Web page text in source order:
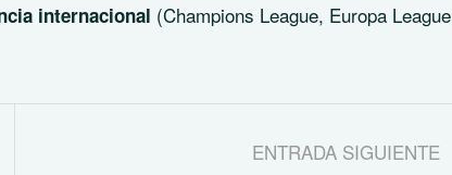
internacional (Champions League, Europa League
ENTRADA SIGUIENTE